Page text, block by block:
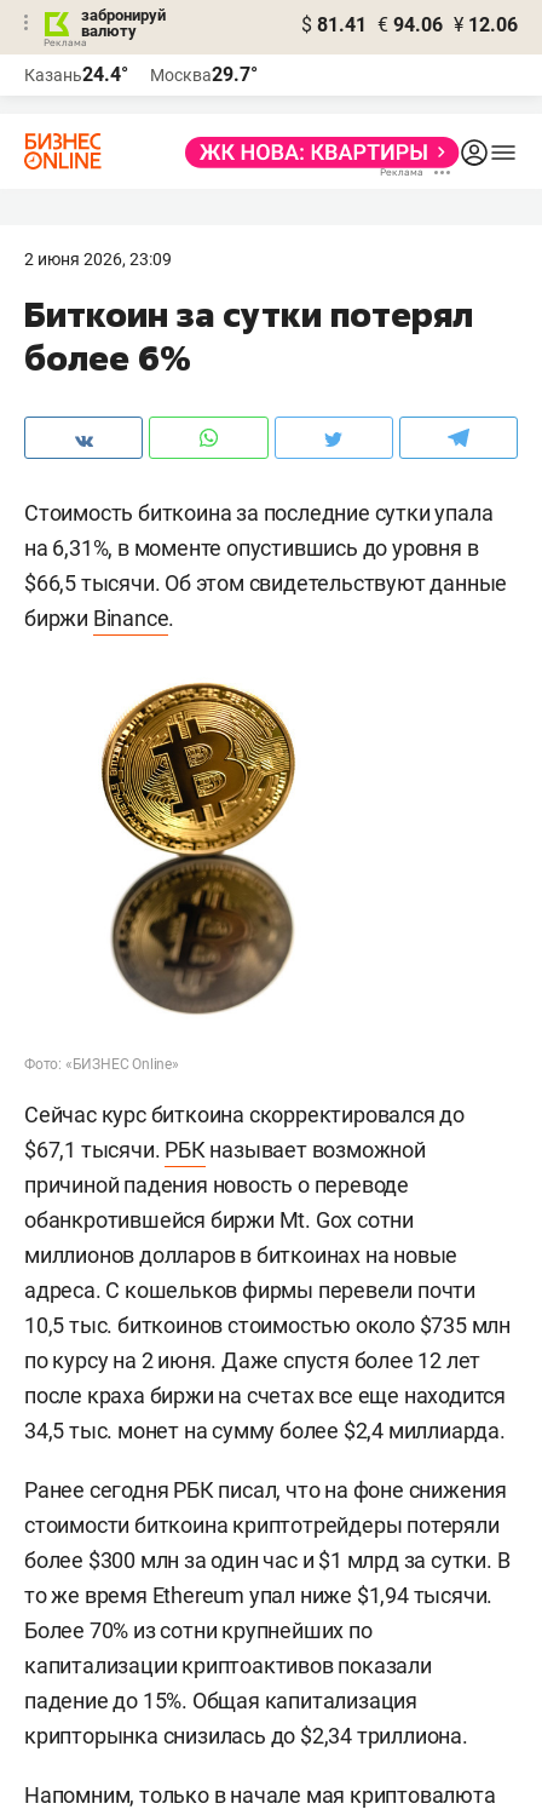
забронируй
валюту
$ 81.41 € 94.06 ¥ 12.06
Казань24.4° Москва29.7°
2 июня 2026, 23:09
Биткоин за сутки потерял
более 6%
Стоимость биткоина за последние сутки упала
на 6,31%, в моменте опустившись до уровня в
$66,5 тысячи. Об этом свидетельствуют данные
биржи Binance.
Фото: «БИЗНЕС Online»
Сейчас курс биткоина скорректировался до
$67,1 тысячи. РБК называет возможной
причиной падения новость о переводе
обанкротившейся биржи Mt. Gox сотни
миллионов долларов в биткоинах на новые
адреса. С кошельков фирмы перевели почти
10,5 тыс. биткоинов стоимостью около $735 млн
по курсу на 2 июня. Даже спустя более 12 лет
после краха биржи на счетах все еще находится
34,5 тыс. монет на сумму более $2,4 миллиарда.
Ранее сегодня РБК писал, что на фоне снижения
стоимости биткоина криптотрейдеры потеряли
более $300 млн за один час и $1 млрд за сутки. В
то же время Ethereum упал ниже $1,94 тысячи.
Более 70% из сотни крупнейших по
капитализации криптоактивов показали
падение до 15%. Общая капитализация
крипторынка снизилась до $2,34 триллиона.
Напомним, только в начале мая криптовалюта